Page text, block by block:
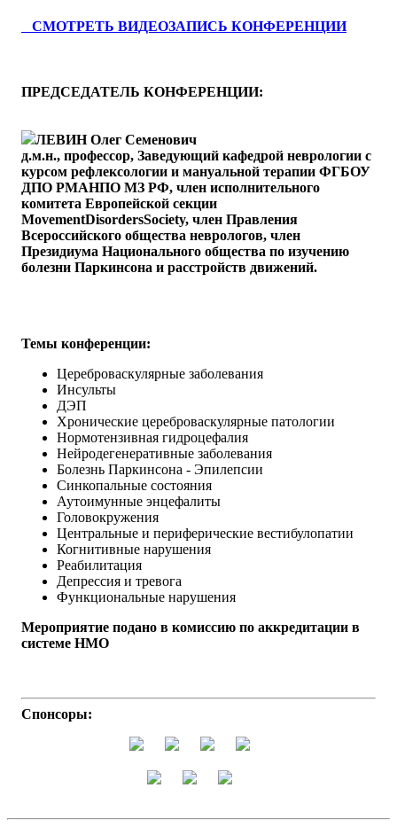
СМОТРЕТЬ ВИДЕОЗАПИСЬ КОНФЕРЕНЦИИ
ПРЕДСЕДАТЕЛЬ КОНФЕРЕНЦИИ:
ЛЕВИН Олег Семенович
д.м.н., профессор, Заведующий кафедрой неврологии с
курсом рефлексологии и мануальной терапии ФГБОУ
ДПО РМАНПО МЗ РФ, член исполнительного
комитета Европейской секции
MovementDisordersSociety, член Правления
Всероссийского общества неврологов, член
Президиума Национального общества по изучению
болезни Паркинсона и расстройств движений.
Темы конференции:
Цереброваскулярные заболевания
Инсульты
ДЭП
Хронические цереброваскулярные патологии
Нормотензивная гидроцефалия
Нейродегенеративные заболевания
Болезнь Паркинсона - Эпилепсии
Синкопальные состояния
Аутоимунные энцефалиты
Головокружения
Центральные и периферические вестибулопатии
Когнитивные нарушения
Реабилитация
Депрессия и тревога
Функциональные нарушения
Мероприятие подано в комиссию по аккредитации в
системе НМО
Спонсоры: